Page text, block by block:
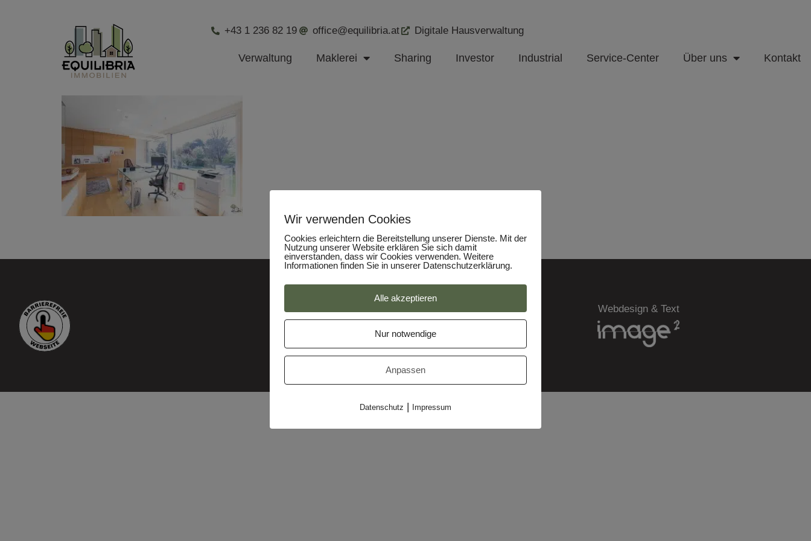
+43 1 236 82 19 office@equilibria.at Digitale Hausverwaltung
Verwaltung Maklerei Sharing Investor Industrial Service-Center Über uns Kontakt
Datenschutz Webdesign & Text
Wir verwenden Cookies
Cookies erleichtern die Bereitstellung unserer Dienste. Mit der
Nutzung unserer Website erklären Sie sich damit
einverstanden, dass wir Cookies verwenden. Weitere
Informationen finden Sie in unserer Datenschutzerklärung.
Alle akzeptieren
Nur notwendige
Anpassen
Datenschutz | Impressum